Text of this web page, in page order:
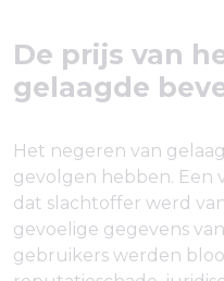
De prijs van
gelaagde
Het negeren van
gevolgen hebben. Een
dat slachtoffer werd
gevoelige gegevens
gebruikers werden